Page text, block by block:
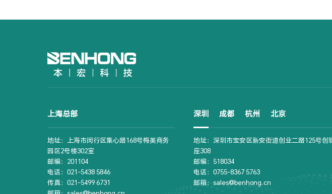
上海总部
地址：上海市闵行区集心路168号梅美商务
园区2号楼302室
邮编：201104
电话：021-5438 5846
传真：021-5499 6731
深圳 成都 杭州 北京
地址：深圳市宝安区新安街道创业二路125号创
座308
邮编：518034
电话：0755-8367 5763
邮箱：sales@benhong.cn